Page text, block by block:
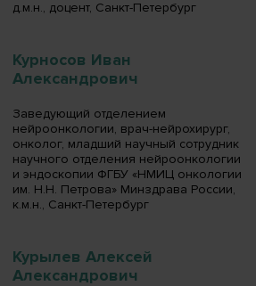
д.м.н., доцент, Санкт-Петербург
Курносов Иван
Александрович
Заведующий отделением
нейроонкологии, врач-нейрохирург,
онколог, младший научный сотрудник
научного отделения нейроонкологии
и эндоскопии ФГБУ «НМИЦ онкологии
им. Н.Н. Петрова» Минздрава России,
к.м.н., Санкт-Петербург
Курылев Алексей
Александрович